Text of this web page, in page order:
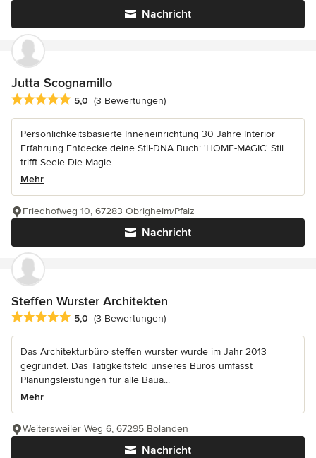
Nachricht
Jutta Scognamillo
Durchschnittliche Bewertung: 5 von 5 Sternen
5,0 (3 Bewertungen)
Persönlichkeitsbasierte Inneneinrichtung 30 Jahre Interior
Erfahrung Entdecke deine Stil-DNA Buch: 'HOME-MAGIC' Stil
trifft Seele Die Magie...
Mehr
Nachricht
Friedhofweg 10, 67283 Obrigheim/Pfalz
Steffen Wurster Architekten
Durchschnittliche Bewertung: 5 von 5 Sternen
5,0 (3 Bewertungen)
Das Architekturbüro steffen wurster wurde im Jahr 2013
gegründet. Das Tätigkeitsfeld unseres Büros umfasst
Planungsleistungen für alle Baua...
Mehr
Nachricht
Weitersweiler Weg 6, 67295 Bolanden